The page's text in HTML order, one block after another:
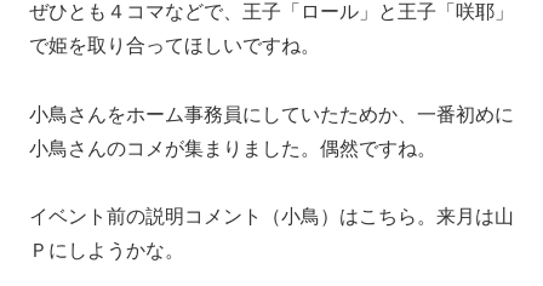
ぜひとも４コマなどで、王子「ロール」と王子「咲耶」
で姫を取り合ってほしいですね。
小鳥さんをホーム事務員にしていたためか、一番初めに
小鳥さんのコメが集まりました。偶然ですね。
イベント前の説明コメント（小鳥）はこちら。来月は山
Ｐにしようかな。